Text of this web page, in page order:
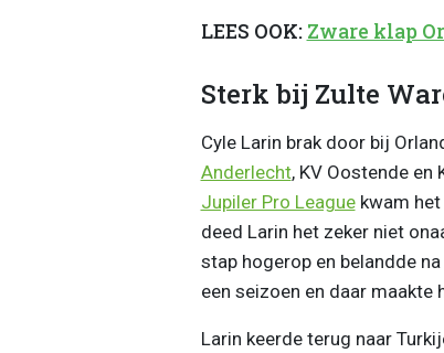
LEES OOK: Zware klap
Sterk bij Zulte
Cyle Larin brak door bij
Anderlecht, KV Oostende en
Jupiler Pro Leaguekwam het
deed Larin het zeker niet
stap hogerop en belandde
een seizoen en daar maakte
Larin keerde terug naar